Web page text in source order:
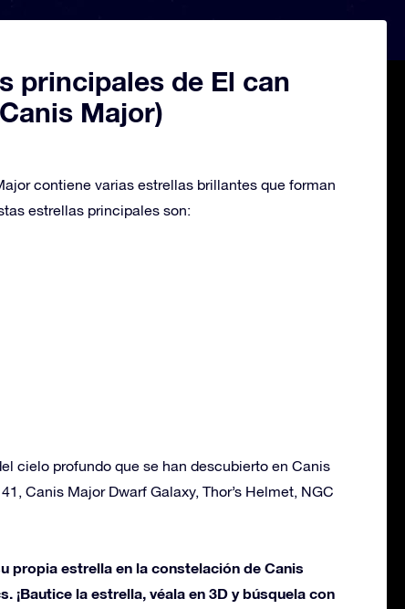
principales de El can
Major)
contiene varias estrellas brillantes que forman
estrellas principales son:
cielo profundo que se han descubierto en Canis
Canis Major Dwarf Galaxy, Thor’s Helmet, NGC
propia estrella en la constelación de Canis
¡Bautice la estrella, véala en 3D y búsquela con